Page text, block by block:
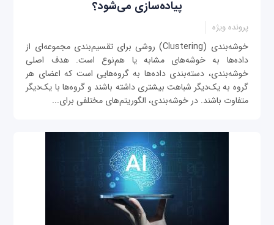
پیاده‌سازی می‌شود؟
پرونده ویژه
خوشه‌بندی (Clustering) روشی برای تقسیم‌بندی مجموعه‌ای از
داده‌ها به خوشه‌های مشابه یا هم‌نوع است. هدف اصلی
خوشه‌بندی، دسته‌بندی داده‌ها به گروه‌هایی است که اعضای هر
گروه به یک‌دیگر شباهت بیشتری داشته باشند و گروه‌ها با یک‌دیگر
متفاوت باشند. در خوشه‌بندی، الگوریتم‌های مختلفی برای...